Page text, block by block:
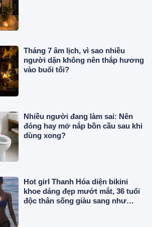
Tháng 7 âm lịch, vì sao nhiều
người dặn không nên thắp hương
vào buổi tối?
Nhiều người đang làm sai: Nên
đóng hay mở nắp bồn cầu sau khi
dùng xong?
Hot girl Thanh Hóa diện bikini
khoe dáng đẹp mướt mắt, 36 tuổi
độc thân sống giàu sang như